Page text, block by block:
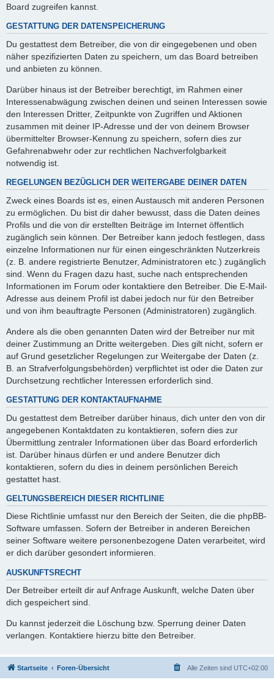
Board zugreifen kannst.
GESTATTUNG DER DATENSPEICHERUNG
Du gestattest dem Betreiber, die von dir eingegebenen und oben
näher spezifizierten Daten zu speichern, um das Board betreiben
und anbieten zu können.
Darüber hinaus ist der Betreiber berechtigt, im Rahmen einer
Interessenabwägung zwischen deinen und seinen Interessen sowie
den Interessen Dritter, Zeitpunkte von Zugriffen und Aktionen
zusammen mit deiner IP-Adresse und der von deinem Browser
übermittelter Browser-Kennung zu speichern, sofern dies zur
Gefahrenabwehr oder zur rechtlichen Nachverfolgbarkeit
notwendig ist.
REGELUNGEN BEZÜGLICH DER WEITERGABE DEINER DATEN
Zweck eines Boards ist es, einen Austausch mit anderen Personen
zu ermöglichen. Du bist dir daher bewusst, dass die Daten deines
Profils und die von dir erstellten Beiträge im Internet öffentlich
zugänglich sein können. Der Betreiber kann jedoch festlegen, dass
einzelne Informationen nur für einen eingeschränkten Nutzerkreis
(z. B. andere registrierte Benutzer, Administratoren etc.) zugänglich
sind. Wenn du Fragen dazu hast, suche nach entsprechenden
Informationen im Forum oder kontaktiere den Betreiber. Die E-Mail-
Adresse aus deinem Profil ist dabei jedoch nur für den Betreiber
und von ihm beauftragte Personen (Administratoren) zugänglich.
Andere als die oben genannten Daten wird der Betreiber nur mit
deiner Zustimmung an Dritte weitergeben. Dies gilt nicht, sofern er
auf Grund gesetzlicher Regelungen zur Weitergabe der Daten (z.
B. an Strafverfolgungsbehörden) verpflichtet ist oder die Daten zur
Durchsetzung rechtlicher Interessen erforderlich sind.
GESTATTUNG DER KONTAKTAUFNAHME
Du gestattest dem Betreiber darüber hinaus, dich unter den von dir
angegebenen Kontaktdaten zu kontaktieren, sofern dies zur
Übermittlung zentraler Informationen über das Board erforderlich
ist. Darüber hinaus dürfen er und andere Benutzer dich
kontaktieren, sofern du dies in deinem persönlichen Bereich
gestattet hast.
GELTUNGSBEREICH DIESER RICHTLINIE
Diese Richtlinie umfasst nur den Bereich der Seiten, die die phpBB-
Software umfassen. Sofern der Betreiber in anderen Bereichen
seiner Software weitere personenbezogene Daten verarbeitet, wird
er dich darüber gesondert informieren.
AUSKUNFTSRECHT
Der Betreiber erteilt dir auf Anfrage Auskunft, welche Daten über
dich gespeichert sind.
Du kannst jederzeit die Löschung bzw. Sperrung deiner Daten
verlangen. Kontaktiere hierzu bitte den Betreiber.
Startseite Foren-Übersicht Alle Zeiten sind UTC+02:00